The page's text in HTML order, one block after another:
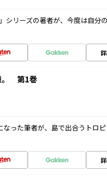
シリーズの著者が、今度は自分
。 第1巻
った筆者が、島で出合うトロ